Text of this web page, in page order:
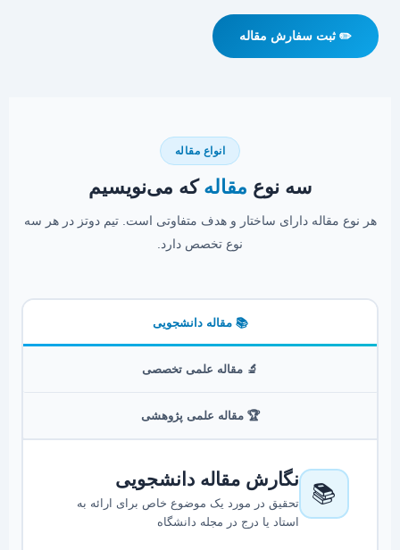
✏️ ثبت سفارش مقاله
انواع مقاله
سه نوع مقاله که می‌نویسیم
هر نوع مقاله دارای ساختار و هدف متفاوتی است. تیم دوتز در هر سه
نوع تخصص دارد.
📚 مقاله دانشجویی
🔬 مقاله علمی تخصصی
🏆 مقاله علمی پژوهشی
📚
نگارش مقاله دانشجویی
تحقیق در مورد یک موضوع خاص برای ارائه به
استاد یا درج در مجله دانشگاه